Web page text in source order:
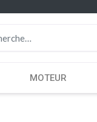
MOTEUR